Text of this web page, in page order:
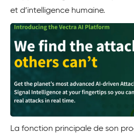
et d’intelligence humaine.
La fonction principale de son